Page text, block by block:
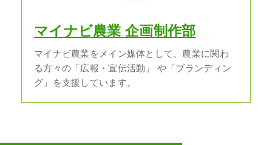
マイナビ農業 企画制作部
マイナビ農業をメイン媒体として、農業に関わ
る方々の「広報・宣伝活動」 や「ブランディン
グ」を支援しています。